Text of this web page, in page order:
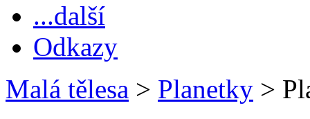
...další
Odkazy
Malá tělesa > Planetky >